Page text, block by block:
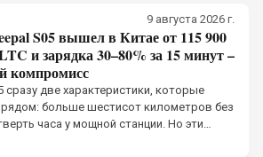
9 августа 2026 г.
S05 вышел в Китае от 115 900
и зарядка 30–80% за 15 минут –
компромисс
сразу две характеристики, которые
больше шестисот километров без
часа у мощной станции. Но эти
к разным условиям эксплуатации